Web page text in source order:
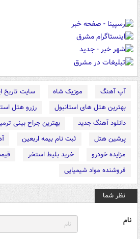
آپ آهنگ موزیک شاه
سایت تاریخ
بهترین هتل های استانبول
رزرو هتل
دانلود آهنگ جدید
بهترین جراح بینی
پرشین هتل
ثبت نام بیمه اربعین
مزایده خودرو
خرید بلیط استخر
فروشنده مواد شیمیایی
نظر شما
نام